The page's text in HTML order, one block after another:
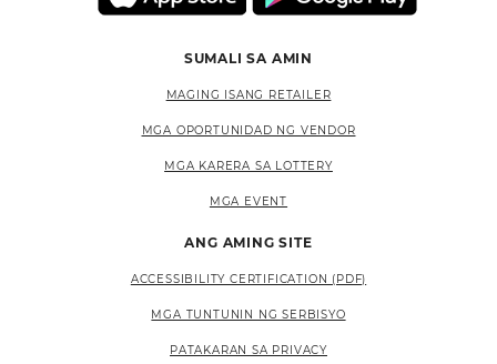
SUMALI SA AMIN
MAGING ISANG RETAILER
MGA OPORTUNIDAD NG VENDOR
MGA KARERA SA LOTTERY
MGA EVENT
ANG AMING SITE
ACCESSIBILITY CERTIFICATION (PDF)
MGA TUNTUNIN NG SERBISYO
PATAKARAN SA PRIVACY